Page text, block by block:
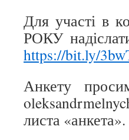
Для участі в
РОКУ
https://bit.ly/
Анкету
листа «анкета».